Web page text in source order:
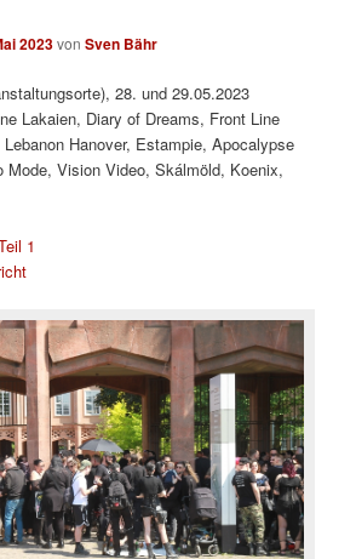
2023vonSven Bähr
28. und 29.05.2023
Lakaien, Diary of Dreams, Front Line
Hanover, Estampie, Apocalypse
Mode, Vision Video, Skálmöld, Koenix,
1